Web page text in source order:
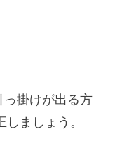
っ掛けが出る方
しましょう。